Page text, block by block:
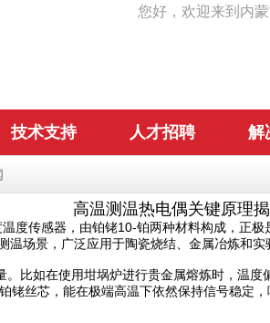
您好，欢迎来到内
技术支持 人才招聘 解
高温测温热电偶关键原理
度传感器，由铂铑10-铂两种材料构成，正极
场景，广泛应用于陶瓷烧结、金属冶炼和实
比如在使用坩埚炉进行贵金属熔炼时，温
铑丝芯，能在极端高温下依然保持信号稳定